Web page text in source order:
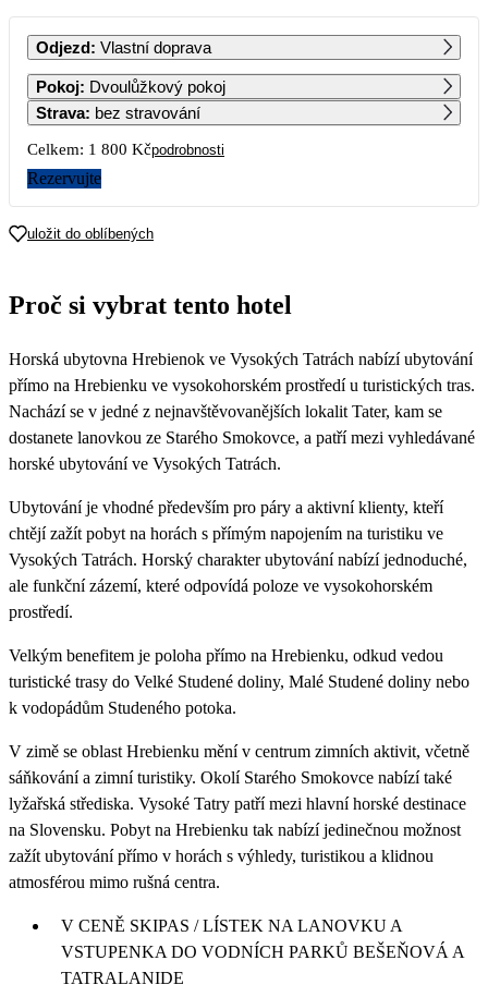
PO ÚT ST ČT PÁ SO NE
1 2
3 4 5 6 7 8 9
900 900 900 900 900 900 900
17
24 25 26 27
31
900
Odjezd: Vlastní doprava
Pokoj: Dvoulůžkový pokoj
Strava: bez stravování
Celkem: 1 800 Kčpodrobnosti
Rezervujte
uložit do oblíbených
Proč si vybrat tento hotel
Horská ubytovna Hrebienok ve Vysokých Tatrách nabízí ubytování
přímo na Hrebienku ve vysokohorském prostředí u turistických tras.
Nachází se v jedné z nejnavštěvovanějších lokalit Tater, kam se
dostanete lanovkou ze Starého Smokovce, a patří mezi vyhledávané
horské ubytování ve Vysokých Tatrách.
Ubytování je vhodné především pro páry a aktivní klienty, kteří
chtějí zažít pobyt na horách s přímým napojením na turistiku ve
Vysokých Tatrách. Horský charakter ubytování nabízí jednoduché,
ale funkční zázemí, které odpovídá poloze ve vysokohorském
prostředí.
Velkým benefitem je poloha přímo na Hrebienku, odkud vedou
turistické trasy do Velké Studené doliny, Malé Studené doliny nebo
k vodopádům Studeného potoka.
V zimě se oblast Hrebienku mění v centrum zimních aktivit, včetně
sáňkování a zimní turistiky. Okolí Starého Smokovce nabízí také
lyžařská střediska. Vysoké Tatry patří mezi hlavní horské destinace
na Slovensku. Pobyt na Hrebienku tak nabízí jedinečnou možnost
zažít ubytování přímo v horách s výhledy, turistikou a klidnou
atmosférou mimo rušná centra.
V CENĚ SKIPAS / LÍSTEK NA LANOVKU A
VSTUPENKA DO VODNÍCH PARKŮ BEŠEŇOVÁ A
TATRALANIDE